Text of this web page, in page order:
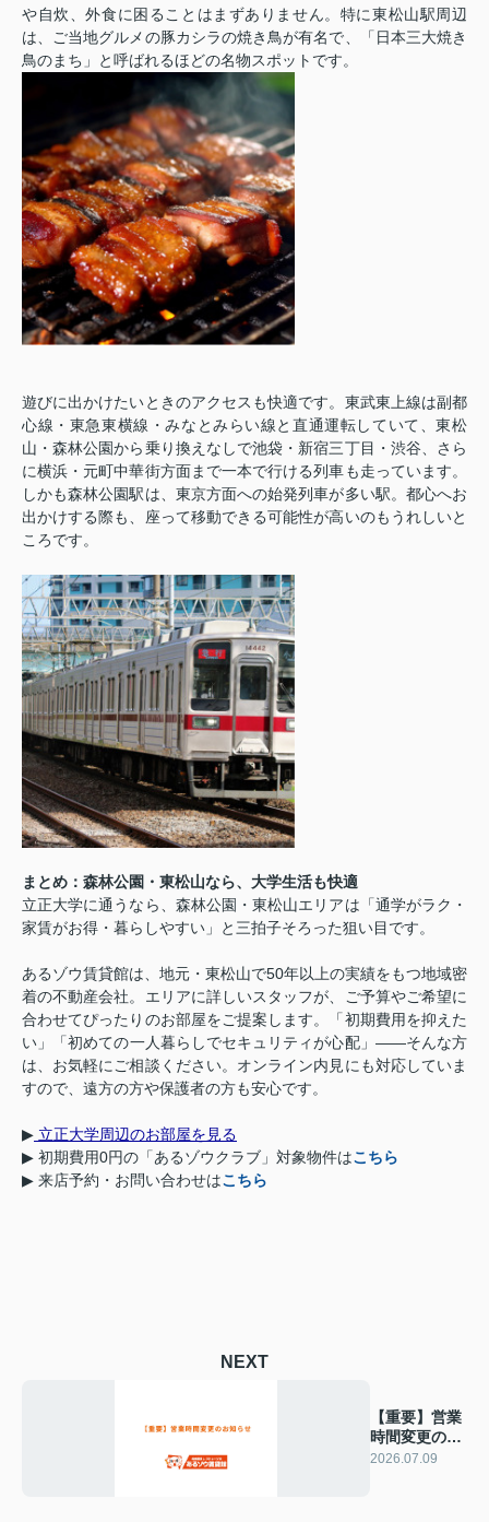
や自炊、外食に困ることはまずありません。特に東松山駅周辺
は、ご当地グルメの豚カシラの焼き鳥が有名で、「日本三大焼き
鳥のまち」と呼ばれるほどの名物スポットです。
遊びに出かけたいときのアクセスも快適です。東武東上線は副都
心線・東急東横線・みなとみらい線と直通運転していて、東松
山・森林公園から乗り換えなしで池袋・新宿三丁目・渋谷、さら
に横浜・元町中華街方面まで一本で行ける列車も走っています。
しかも森林公園駅は、東京方面への始発列車が多い駅。都心へお
出かけする際も、座って移動できる可能性が高いのもうれしいと
ころです。
まとめ：森林公園・東松山なら、大学生活も快適
立正大学に通うなら、森林公園・東松山エリアは「通学がラク・
家賃がお得・暮らしやすい」と三拍子そろった狙い目です。
あるゾウ賃貸館は、地元・東松山で50年以上の実績をもつ地域密
着の不動産会社。エリアに詳しいスタッフが、ご予算やご希望に
合わせてぴったりのお部屋をご提案します。「初期費用を抑えた
い」「初めての一人暮らしでセキュリティが心配」 ——そんな方
は、お気軽にご相談ください。オンライン内見にも対応していま
すので、遠方の方や保護者の方も安心です。
▶ 立正大学周辺のお部屋を見る
▶ 初期費用0円の「あるゾウクラブ」対象物件はこちら
▶ 来店予約・お問い合わせはこちら
NEXT
【重要】営業
時間変更のお
知らせ
2026.07.09